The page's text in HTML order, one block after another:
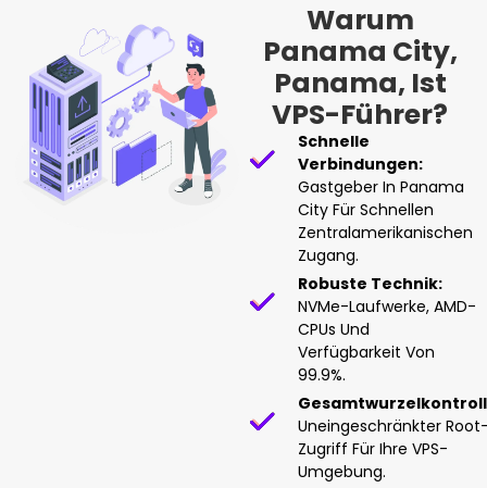
Warum
Panama City,
Panama, Ist
VPS-Führer?
Schnelle
Verbindungen:
Gastgeber In Panama
City Für Schnellen
Zentralamerikanischen
Zugang.
Robuste Technik:
NVMe-Laufwerke, AMD-
CPUs Und
Verfügbarkeit Von
99.9%.
Uneingeschränkter
Zugriff Für Ihre VPS-
Umgebung.